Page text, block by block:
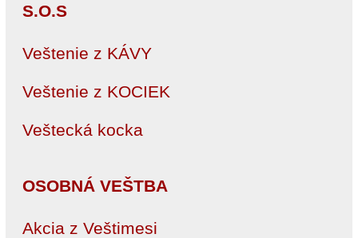
S.O.S
Veštenie z KÁVY
Veštenie z KOCIEK
Veštecká kocka
OSOBNÁ VEŠTBA
Akcia z Veštimesi